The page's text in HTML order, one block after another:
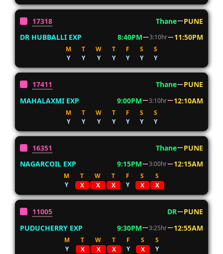
17318 Thane
PUNE
DR HUBBALLI EXP
8:40PM 3:10hr 11:50PM
M T W T F S
S
Y
Y Y Y Y Y Y
17411 Thane
PUNE
MAHALAXMI EXP
9:00PM 3:10hr 12:10AM
M T W T F S
S
Y
Y Y Y Y Y Y
16351 Thane
PUNE
NAGARCOIL EXP
9:15PM 3:00hr 12:15AM
M T W T F S
S
Y
X X X Y X X
11005 DR
PUNE
PUDUCHERRY EXP
9:30PM 3:25hr 12:55AM
M T W T F S
S
Y
X X X Y X Y